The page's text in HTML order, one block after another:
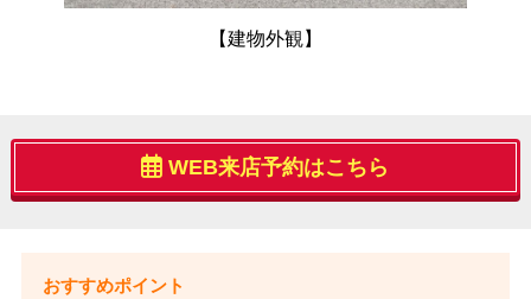
【建物外観】
WEB来店予約はこちら